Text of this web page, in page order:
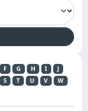
F G H I
J
S T U V
W